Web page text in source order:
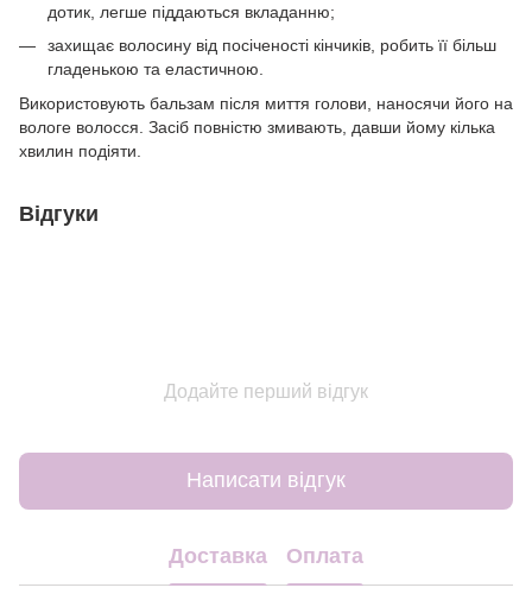
дотик, легше піддаються вкладанню;
захищає волосину від посіченості кінчиків, робить її більш
гладенькою та еластичною.
Використовують бальзам після миття голови, наносячи його на
вологе волосся. Засіб повністю змивають, давши йому кілька
хвилин подіяти.
Відгуки
Додайте перший відгук
Написати відгук
Доставка Оплата